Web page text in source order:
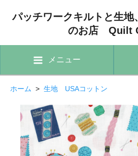
パッチワークキルトと生地
のお店 Quilt
メニュー
ホーム > 生地 USAコットン